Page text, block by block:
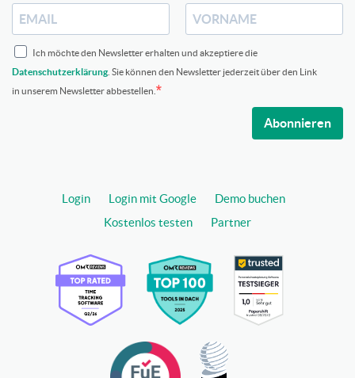
Ich möchte den Newsletter erhalten und akzeptiere die
Datenschutzerklärung . Sie können den Newsletter jederzeit über den Link
in unserem Newsletter abbestellen.
Abonnieren
Login Login mit Google
Demo buchen
Kostenlos testen
Partner